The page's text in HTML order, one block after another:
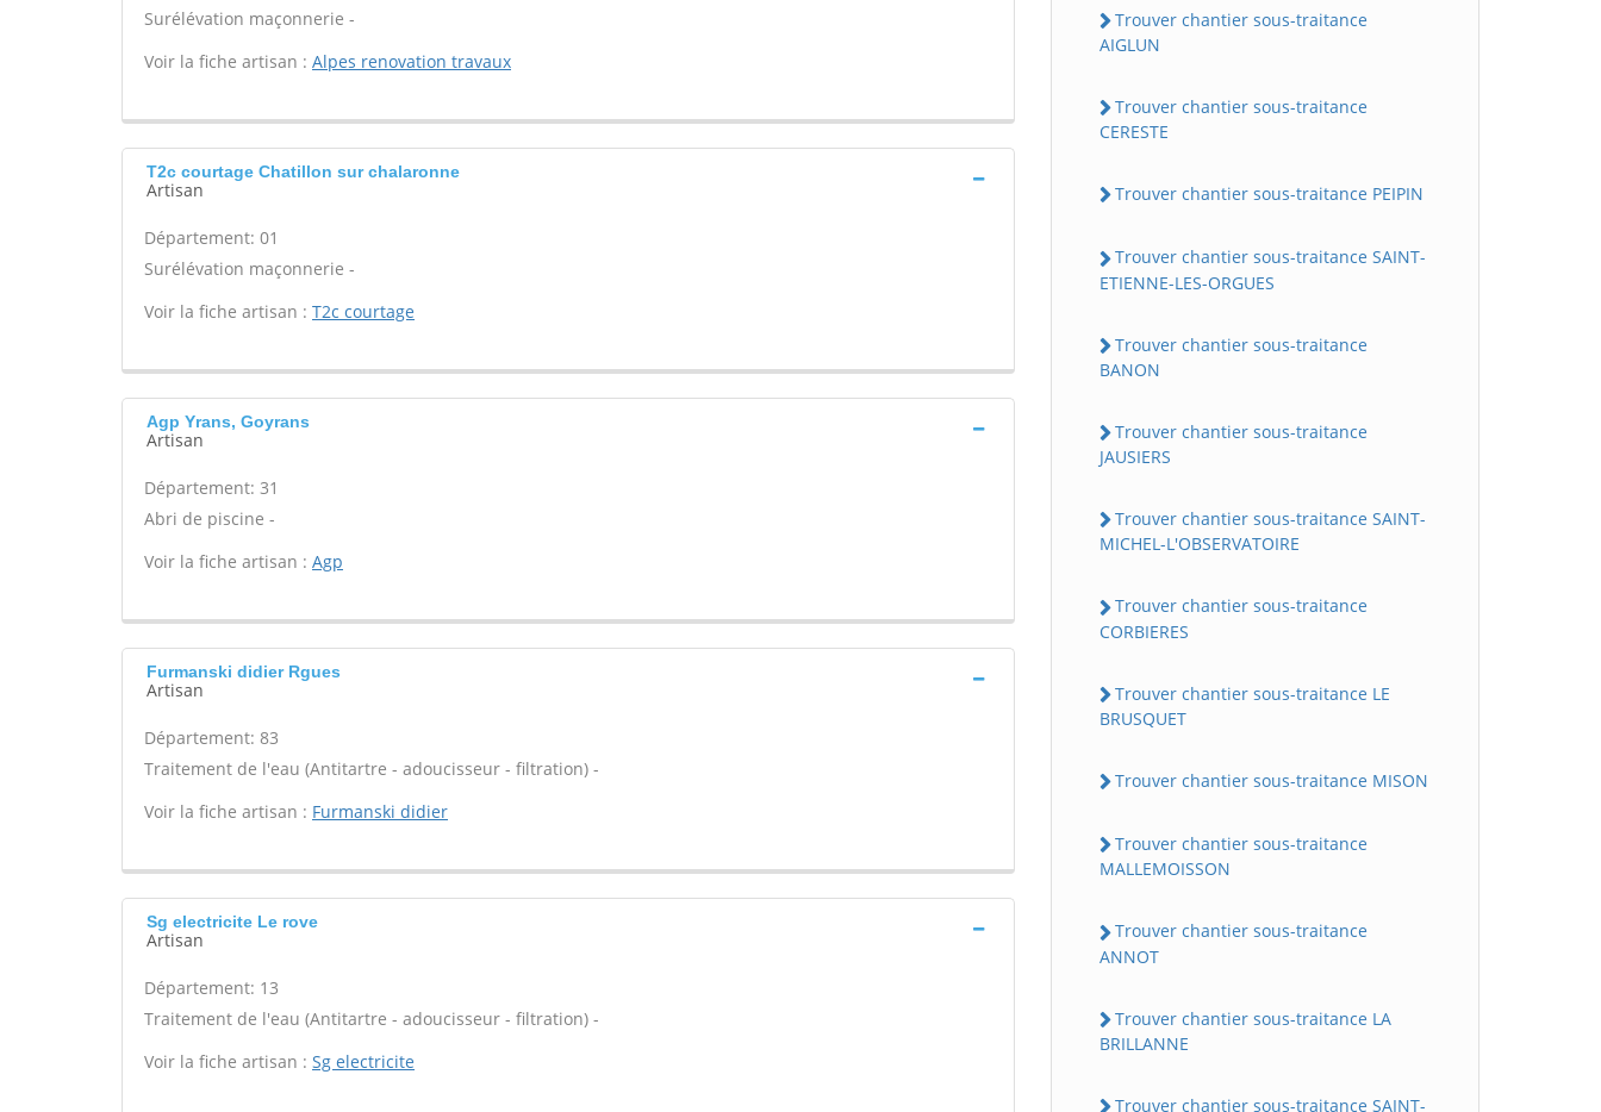
Surélévation maçonnerie -
Voir la fiche artisan : Alpes renovation travaux
T2c courtage Chatillon sur chalaronne
Artisan
Département: 01
Surélévation maçonnerie -
Voir la fiche artisan : T2c courtage
Agp Yrans, Goyrans
Artisan
Département: 31
Abri de piscine -
Voir la fiche artisan : Agp
Furmanski didier Rgues
Artisan
Département: 83
Traitement de l'eau (Antitartre - adoucisseur - filtration) -
Voir la fiche artisan : Furmanski didier
Sg electricite Le rove
Artisan
Département: 13
Traitement de l'eau (Antitartre - adoucisseur - filtration) -
Voir la fiche artisan : Sg electricite
Trouver chantier sous-traitance
AIGLUN
Trouver chantier sous-traitance
CERESTE
Trouver chantier sous-traitance PEIPIN
Trouver chantier sous-traitance SAINT-
ETIENNE-LES-ORGUES
Trouver chantier sous-traitance
BANON
Trouver chantier sous-traitance
JAUSIERS
Trouver chantier sous-traitance SAINT-
MICHEL-L'OBSERVATOIRE
Trouver chantier sous-traitance
CORBIERES
Trouver chantier sous-traitance LE
BRUSQUET
Trouver chantier sous-traitance MISON
Trouver chantier sous-traitance
MALLEMOISSON
Trouver chantier sous-traitance
ANNOT
Trouver chantier sous-traitance LA
BRILLANNE
Trouver chantier sous-traitance SAINT-